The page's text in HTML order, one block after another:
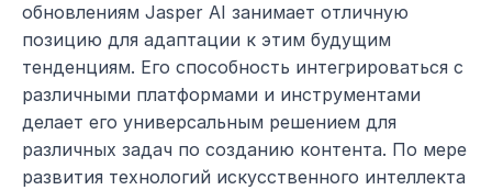
обновлениям Jasper AI занимает отличную
позицию для адаптации к этим будущим
тенденциям. Его способность интегрироваться с
различными платформами и инструментами
делает его универсальным решением для
различных задач по созданию контента. По мере
развития технологий искусственного интеллекта